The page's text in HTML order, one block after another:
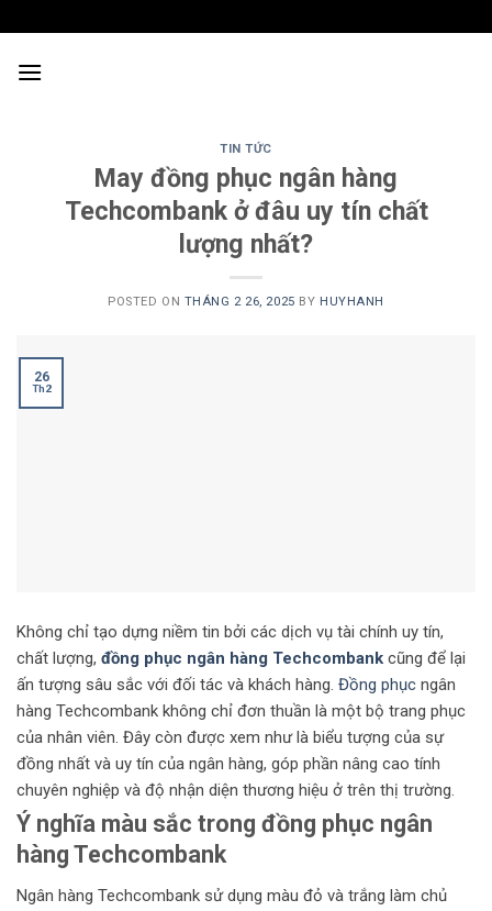
to
content
TIN TỨC
May đồng phục ngân hàng
Techcombank ở đâu uy tín chất
lượng nhất?
POSTED ON THÁNG 2 26, 2025 BY HUYHANH
26
Th2
Không chỉ tạo dựng niềm tin bởi các dịch vụ tài chính uy tín,
chất lượng, đồng phục ngân hàng Techcombank cũng để lại
ấn tượng sâu sắc với đối tác và khách hàng. Đồng phục ngân
hàng Techcombank không chỉ đơn thuần là một bộ trang phục
của nhân viên. Đây còn được xem như là biểu tượng của sự
đồng nhất và uy tín của ngân hàng, góp phần nâng cao tính
chuyên nghiệp và độ nhận diện thương hiệu ở trên thị trường.
Ý nghĩa màu sắc trong đồng phục ngân
hàng Techcombank
Ngân hàng Techcombank sử dụng màu đỏ và trắng làm chủ